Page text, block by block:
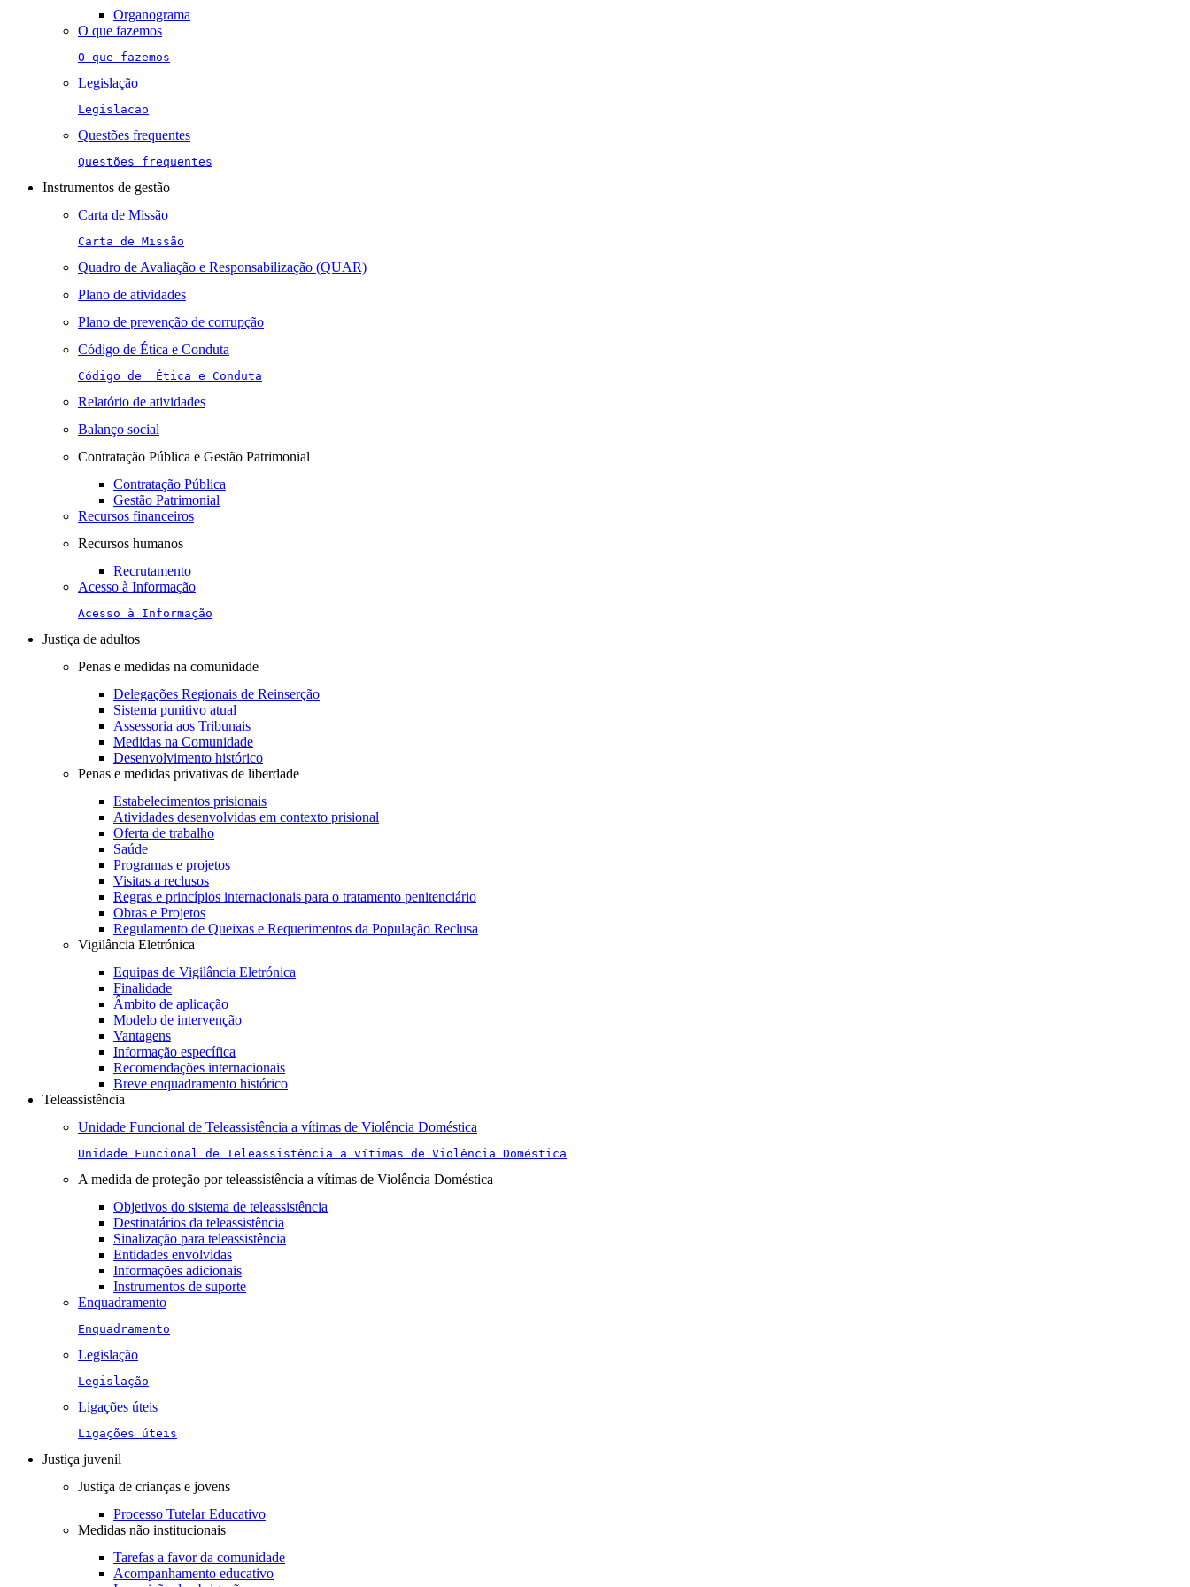
Organograma
O que fazemos
O que fazemos
Legislação
Legislacao
Questões frequentes
Questões frequentes
Instrumentos de gestão
Carta de Missão
Carta de Missão
Quadro de Avaliação e Responsabilização (QUAR)
Plano de atividades
Plano de prevenção de corrupção
Código de Ética e Conduta
Código de  Ética e Conduta
Relatório de atividades
Balanço social
Contratação Pública e Gestão Patrimonial
Contratação Pública
Gestão Patrimonial
Recursos financeiros
Recursos humanos
Recrutamento
Acesso à Informação
Acesso à Informação
Justiça de adultos
Penas e medidas na comunidade
Delegações Regionais de Reinserção
Sistema punitivo atual
Assessoria aos Tribunais
Medidas na Comunidade
Desenvolvimento histórico
Penas e medidas privativas de liberdade
Estabelecimentos prisionais
Atividades desenvolvidas em contexto prisional
Oferta de trabalho
Saúde
Programas e projetos
Visitas a reclusos
Regras e princípios internacionais para o tratamento penitenciário
Obras e Projetos
Regulamento de Queixas e Requerimentos da População Reclusa
Vigilância Eletrónica
Equipas de Vigilância Eletrónica
Finalidade
Âmbito de aplicação
Modelo de intervenção
Vantagens
Informação específica
Recomendações internacionais
Breve enquadramento histórico
Teleassistência
Unidade Funcional de Teleassistência a vítimas de Violência Doméstica
Unidade Funcional de Teleassistência a vítimas de Violência Doméstica
A medida de proteção por teleassistência a vítimas de Violência Doméstica
Objetivos do sistema de teleassistência
Destinatários da teleassistência
Sinalização para teleassistência
Entidades envolvidas
Informações adicionais
Instrumentos de suporte
Enquadramento
Enquadramento
Legislação
Legislação
Ligações úteis
Ligações úteis
Justiça juvenil
Justiça de crianças e jovens
Processo Tutelar Educativo
Medidas não institucionais
Tarefas a favor da comunidade
Acompanhamento educativo